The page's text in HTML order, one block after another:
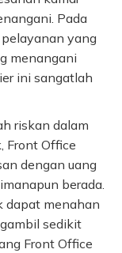
Pada
yang
menangani
ini sangatlah
riskan dalam
Front Office
dengan uang
berada.
dapat menahan
sedikit
Front Office